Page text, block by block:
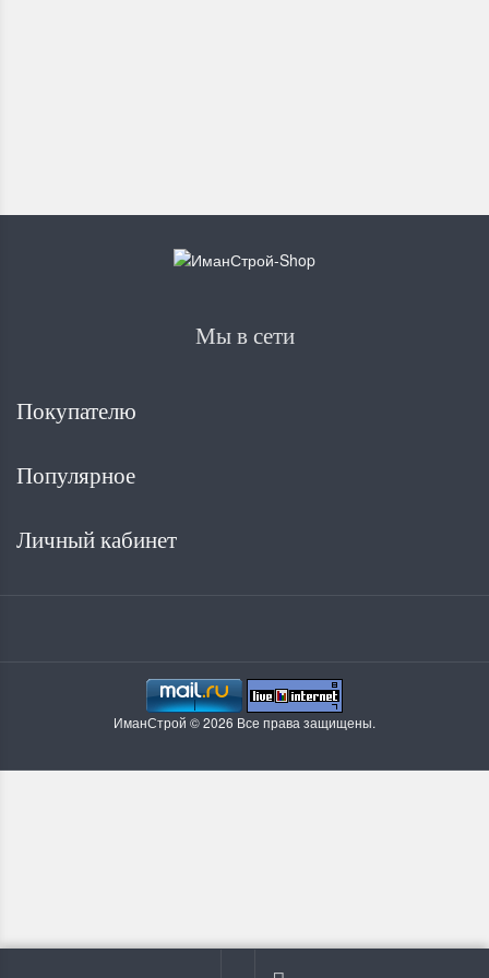
Мы в сети
Покупателю
Популярное
Личный кабинет
ИманСтрой © 2026 Все права защищены.